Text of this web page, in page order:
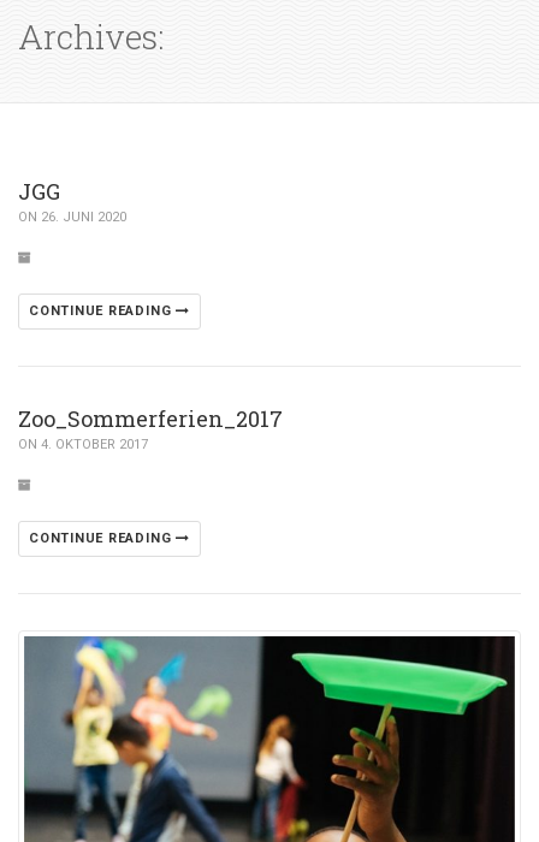
Archives:
JGG
ON 26. JUNI 2020
CONTINUE READING
Zoo_Sommerferien_2017
ON 4. OKTOBER 2017
CONTINUE READING